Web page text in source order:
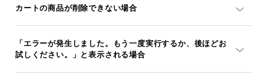
カートの商品が削除できない場合
「エラーが発生しました。もう一度実行するか、後ほどお
試しください。」と表示される場合